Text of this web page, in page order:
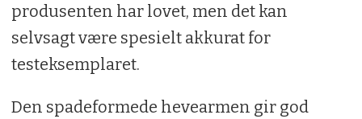
produsenten har lovet, men det kan
selvsagt være spesielt akkurat for
testeksemplaret.
Den spadeformede hevearmen gir god